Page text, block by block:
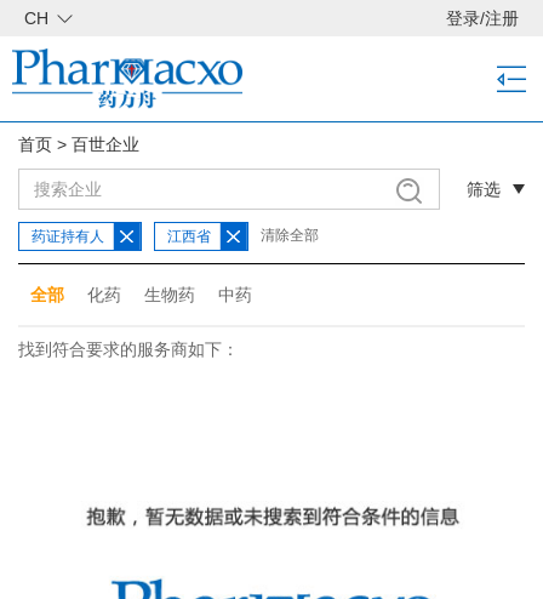
CH 登录/注册
首页 > 百世企业
筛选
药证持有人 江西省 清除全部
全部 化药 生物药 中药
找到符合要求的服务商如下：